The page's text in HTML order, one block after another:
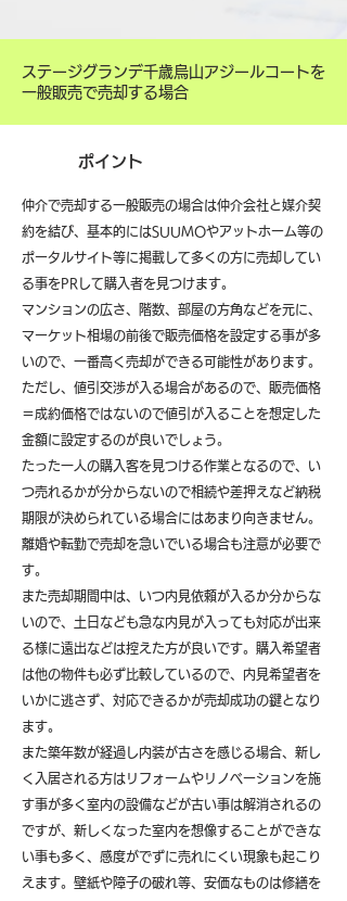
ステージグランデ千歳烏山アジールコートを
一般販売で売却する場合
ポイント
仲介で売却する一般販売の場合は仲介会社と媒介契
約を結び、基本的にはSUUMOやアットホーム等の
ポータルサイト等に掲載して多くの方に売却してい
る事をPRして購入者を見つけます。
マンションの広さ、階数、部屋の方角などを元に、
マーケット相場の前後で販売価格を設定する事が多
いので、一番高く売却ができる可能性があります。
ただし、値引交渉が入る場合があるので、販売価格
＝成約価格ではないので値引が入ることを想定した
金額に設定するのが良いでしょう。
たった一人の購入客を見つける作業となるので、い
つ売れるかが分からないので相続や差押えなど納税
期限が決められている場合にはあまり向きません。
離婚や転勤で売却を急いでいる場合も注意が必要で
す。
また売却期間中は、いつ内見依頼が入るか分からな
いので、土日なども急な内見が入っても対応が出来
る様に遠出などは控えた方が良いです。購入希望者
は他の物件も必ず比較しているので、内見希望者を
いかに逃さず、対応できるかが売却成功の鍵となり
ます。
また築年数が経過し内装が古さを感じる場合、新し
く入居される方はリフォームやリノベーションを施
す事が多く室内の設備などが古い事は解消されるの
ですが、新しくなった室内を想像することができな
い事も多く、感度がでずに売れにくい現象も起こり
えます。壁紙や障子の破れ等、安価なものは修繕を